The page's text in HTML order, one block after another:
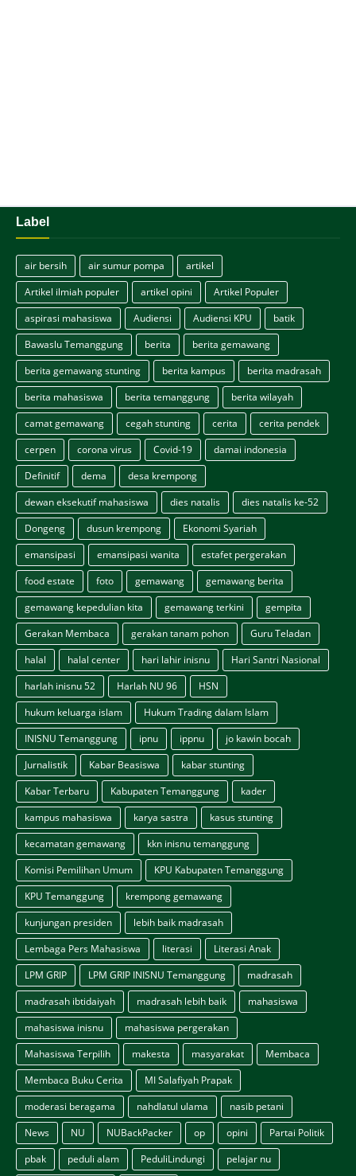
Label
air bersih air sumur pompa
artikel
Artikel ilmiah populer
artikel opini
Artikel Populer
aspirasi mahasiswa
Audiensi Audiensi KPU
batik
Bawaslu Temanggung
berita
berita gemawang
berita gemawang stunting
berita kampus
berita madrasah
berita mahasiswa
berita temanggung
berita wilayah
camat gemawang
cegah stunting cerita
cerita pendek
cerpen
corona virus Covid-19
damai indonesia
Definitif
dema
desa krempong
dewan eksekutif mahasiswa
dies natalis
dies natalis ke-52
Dongeng
dusun krempong
Ekonomi Syariah
emansipasi
emansipasi wanita
estafet pergerakan
food estate
foto gemawang
gemawang berita
gemawang kepedulian kita
gemawang terkini
gempita
Gerakan Membaca
gerakan tanam pohon
Guru Teladan
halal
halal center hari lahir inisnu
Hari Santri Nasional
harlah inisnu 52
Harlah NU 96
HSN
hukum keluarga islam
Hukum Trading dalam Islam
INISNU Temanggung
ipnu ippnu
jo kawin bocah
Jurnalistik
Kabar Beasiswa
kabar stunting
Kabar Terbaru
Kabupaten Temanggung
kader
kampus mahasiswa
karya sastra
kasus stunting
kecamatan gemawang
kkn inisnu temanggung
Komisi Pemilihan Umum
KPU Kabupaten Temanggung
KPU Temanggung
krempong gemawang
kunjungan presiden
lebih baik madrasah
Lembaga Pers Mahasiswa
literasi
Literasi Anak
LPM GRIP
LPM GRIP INISNU Temanggung
madrasah
madrasah ibtidaiyah
madrasah lebih baik
mahasiswa
mahasiswa inisnu
mahasiswa pergerakan
Mahasiswa Terpilih
makesta masyarakat
Membaca
Membaca Buku Cerita
MI Salafiyah Prapak
moderasi beragama
nahdlatul ulama
nasib petani
News
NU NUBackPacker op opini
Partai Politik
pbak
peduli alam PeduliLindungi
pelajar nu